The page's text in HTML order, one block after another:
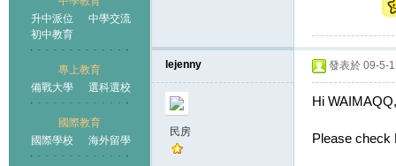
升中派位
中學交流
初中教育
專上教育
備戰大學
選科選校
國際教育
國際學校
海外留學
lejenny
民房
發表於 09-5-
Hi WAIMAQQ,
Please check